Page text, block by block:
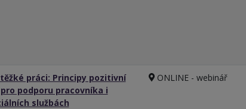
práci: Principy pozitivní
podporu pracovníka i
službách
ONLINE - webinář